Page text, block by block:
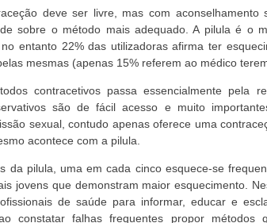
deve ser livre, mas com aconselhamento
sobre o método mais adequado. A pilula é o
entanto 22% das utilizadoras afirma ter
mesmas (apenas 15% referem ao médico
contracetivos passa essencialmente pela
são de fácil acesso e muito
sexual, contudo apenas oferece uma
acontece com a pilula.
da pilula, uma em cada cinco esquece-se
jovens que demonstram maior esquecimento.
de saúde para informar, educar e
constatar falhas frequentes propor métodos